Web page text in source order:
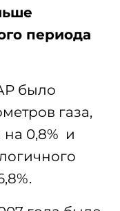
периода
было
газа,
на 0,8% и